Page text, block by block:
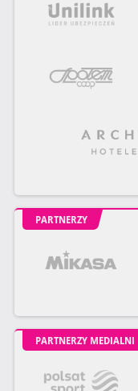
PARTNERZY
PARTNERZY MEDIALNI